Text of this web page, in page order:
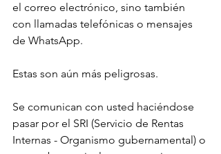
el correo electrónico, sino también
con llamadas telefónicas o mensajes
de WhatsApp.
Estas son aún más peligrosas.
Se comunican con usted haciéndose
pasar por el SRI (Servicio de Rentas
Internas - Organismo gubernamental) o